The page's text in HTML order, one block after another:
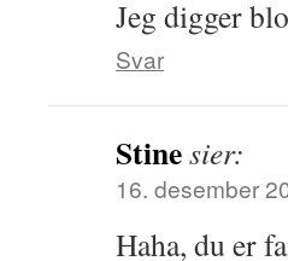
Jeg digger
Svar
Stinesier:
16. desember
Haha, du er